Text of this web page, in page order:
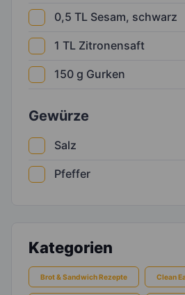
0,5 TL Sesam, schwarz
1 TL Zitronensaft
150 g Gurken
Gewürze
Salz
Pfeffer
Kategorien
Brot & Sandwich Rezepte Clean